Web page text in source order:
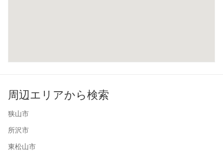
周辺エリアから検索
狭山市
所沢市
東松山市